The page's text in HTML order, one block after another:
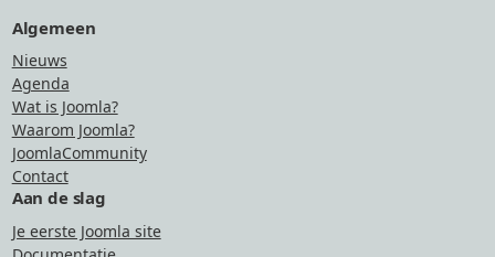
Algemeen
Nieuws
Agenda
Wat is Joomla?
Waarom Joomla?
JoomlaCommunity
Contact
Aan de slag
Je eerste Joomla site